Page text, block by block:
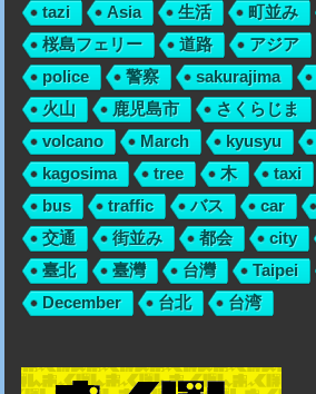
tazi Asia 生活 町並み
桜島フェリー
道路 アジア
police
警察 sakurajima
火山
鹿児島市 さくらじま
volcano
March kyusyu
kagosima
tree 木 taxi
bus
traffic バス car
交通
街並み 都会 city
臺北
臺灣 台灣 Taipei
December
台北 台湾